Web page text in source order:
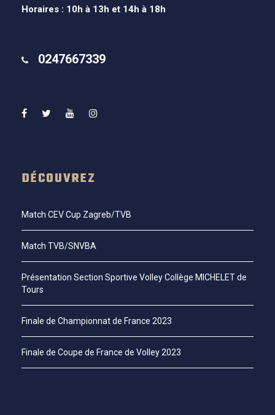
Horaires : 10h à 13h et 14h à 18h
0247667339
DÉCOUVREZ
Match CEV Cup Zagreb/TVB
Match TVB/SNVBA
Présentation Section Sportive Volley Collège MICHELET de
Tours
Finale de Championnat de France 2023
Finale de Coupe de France de Volley 2023